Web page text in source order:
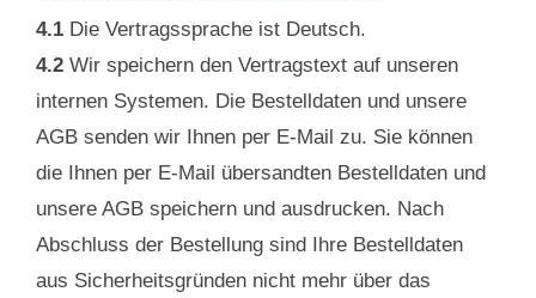
4.1 Die Vertragssprache ist Deutsch.
4.2 Wir speichern den Vertragstext auf unseren
internen Systemen. Die Bestelldaten und unsere
AGB senden wir Ihnen per E-Mail zu. Sie können
die Ihnen per E-Mail übersandten Bestelldaten und
unsere AGB speichern und ausdrucken. Nach
Abschluss der Bestellung sind Ihre Bestelldaten
aus Sicherheitsgründen nicht mehr über das